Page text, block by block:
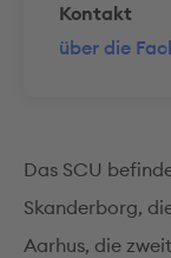
Kontakt
über die
Das SCU
Skanderborg,
Aarhus, die